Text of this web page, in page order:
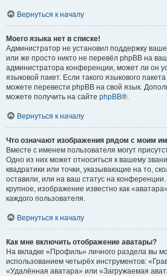
Вернуться к началу
Моего языка нет в списке!
Администратор не установил поддержку
или же просто никто не перевёл phpBB на
администратора конференции, может ли он
языковой пакет. Если такого языкового
можете перевести phpBB на свой язык.
можете получить на сайте phpBB®.
Вернуться к началу
Что означают изображения рядом с моим
Вместе с именем пользователя могут
Одно из них может относиться к вашему
квадратики или точки, указывающие на то,
оставили, или на ваш статус на
крупное, изображение известно как
каждого пользователя.
Вернуться к началу
Как мне включить отображение аватары?
На вкладке «Профиль» личного раздела вы
использованием четырёх инструментов:
«Удалённая аватара» или «Загружаемая